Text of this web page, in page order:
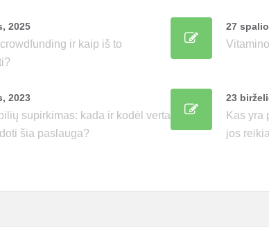
2025
ir kaip iš to
27
2023
supirkimas: kada ir kodėl verta
šia paslauga?
23
Kas yra
jos